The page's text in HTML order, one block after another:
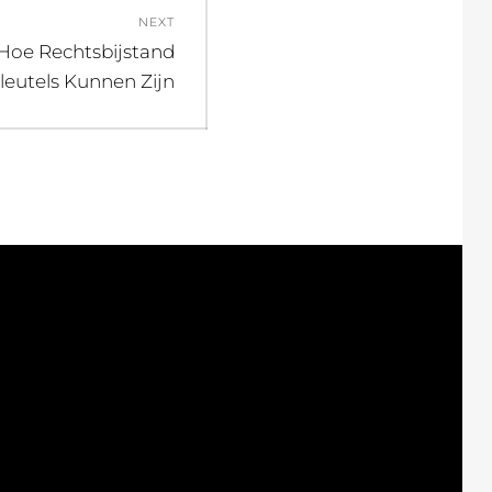
NEXT
Rechtsbijstand
Kunnen Zijn